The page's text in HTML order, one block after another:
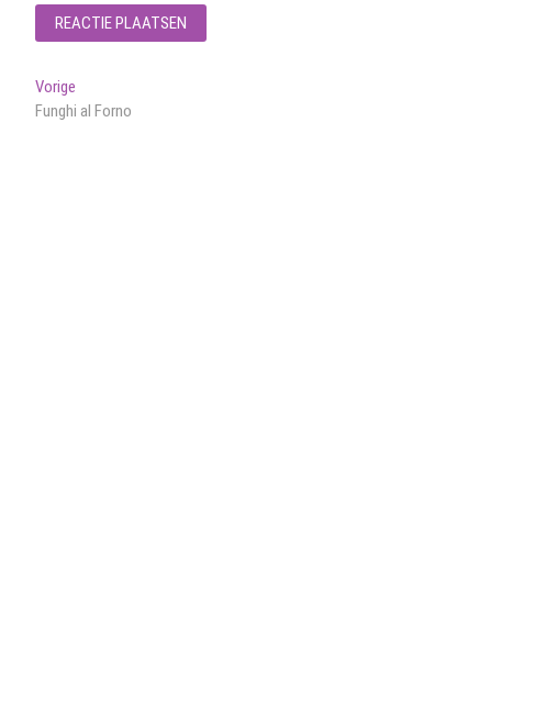
Bericht
navigatie
Vorige
bericht:
Funghi al Forno